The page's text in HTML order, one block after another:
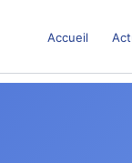
Accueil